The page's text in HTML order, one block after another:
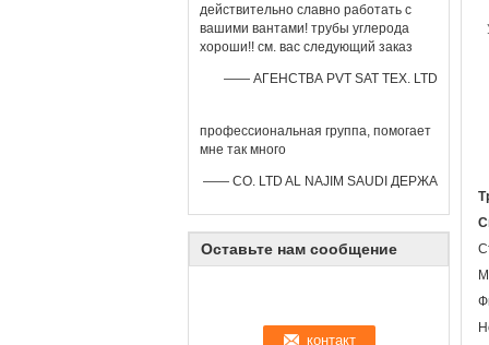
действительно славно работать с
вашими вантами! трубы углерода
хороши!! см. вас следующий заказ
—— АГЕНСТВА PVT SAT TEX. LTD
профессиональная группа, помогает
мне так много
—— CO. LTD AL NAJIM SAUDI ДЕРЖА
Оставьте нам сообщение